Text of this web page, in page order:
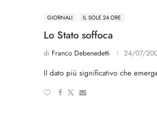
GIORNALI IL SOLE 24 ORE
Lo Stato soffoca
di Franco Debenedetti 24/07/
Il dato più significati­vo che